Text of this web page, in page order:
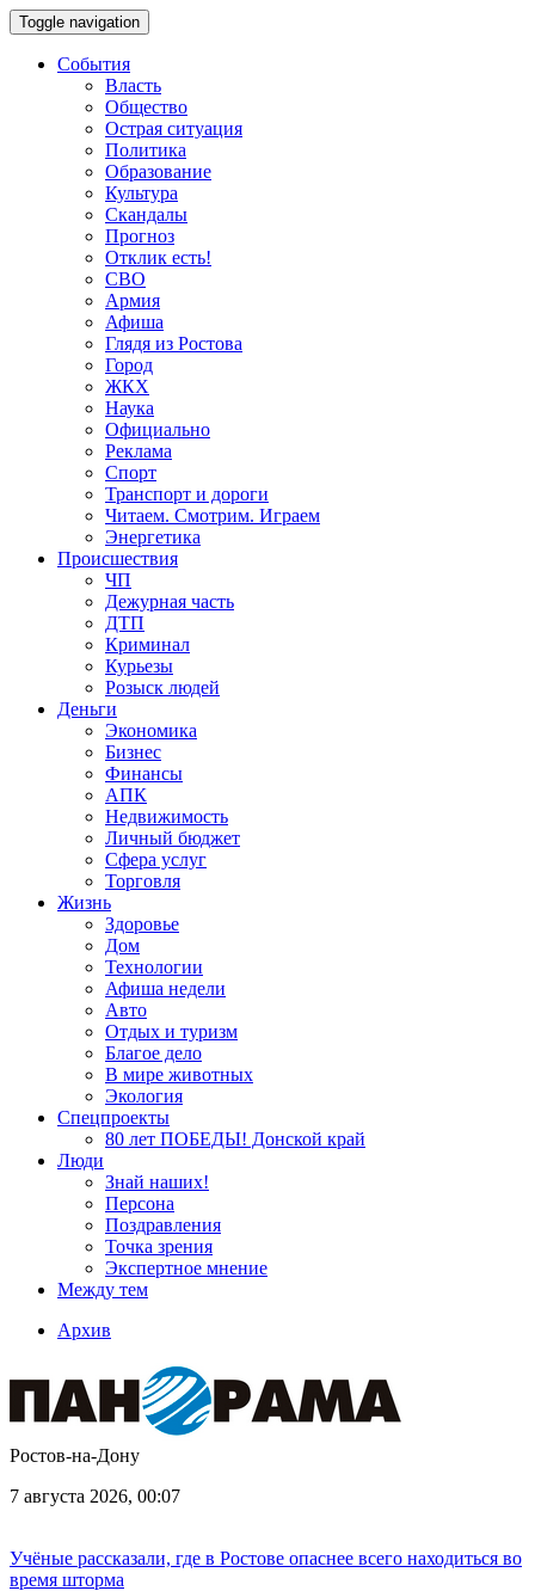
Toggle navigation
События
Власть
Общество
Острая ситуация
Политика
Образование
Культура
Скандалы
Прогноз
Отклик есть!
СВО
Армия
Афиша
Глядя из Ростова
Город
ЖКХ
Наука
Официально
Реклама
Спорт
Транспорт и дороги
Читаем. Смотрим. Играем
Энергетика
Происшествия
ЧП
Дежурная часть
ДТП
Криминал
Курьезы
Розыск людей
Деньги
Экономика
Бизнес
Финансы
АПК
Недвижимость
Личный бюджет
Сфера услуг
Торговля
Жизнь
Здоровье
Дом
Технологии
Афиша недели
Авто
Отдых и туризм
Благое дело
В мире животных
Экология
Спецпроекты
80 лет ПОБЕДЫ! Донской край
Люди
Знай наших!
Персона
Поздравления
Точка зрения
Экспертное мнение
Между тем
Архив
Ростов-на-Дону
7 августа 2026, 00:07
Учёные рассказали, где в Ростове опаснее всего находиться во
время шторма